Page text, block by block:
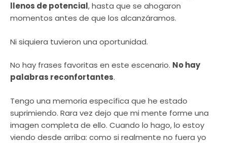
llenos de potencial, hasta que se ahogaron
momentos antes de que los alcanzáramos.
Ni siquiera tuvieron una oportunidad.
No hay frases favoritas en este escenario. No hay
palabras reconfortantes.
Tengo una memoria específica que he estado
suprimiendo. Rara vez dejo que mi mente forme una
imagen completa de ello. Cuando lo hago, lo estoy
viendo desde arriba: como si realmente no fuera yo